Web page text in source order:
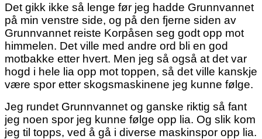
Det gikk ikke så lenge før jeg hadde Grunnvannet
på min venstre side, og på den fjerne siden av
Grunnvannet reiste Korpåsen seg godt opp mot
himmelen. Det ville med andre ord bli en god
motbakke etter hvert. Men jeg så også at det var
hogd i hele lia opp mot toppen, så det ville kanskje
være spor etter skogsmaskinene jeg kunne følge.
Jeg rundet Grunnvannet og ganske riktig så fant
jeg noen spor jeg kunne følge opp lia. Og slik kom
jeg til topps, ved å gå i diverse maskinspor opp lia.